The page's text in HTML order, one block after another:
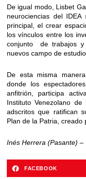
De igual modo, Lisbet
neurociencias del
principal, el crear
los vínculos entre los
conjunto de trabajos y
nuevos campo de
De esta misma
donde los
anfitrión, participa
Instituto Venezolano de
adscritos que ratifican
Plan de la Patria, creado
Inés Herrera (Pasante)
FACEBOOK